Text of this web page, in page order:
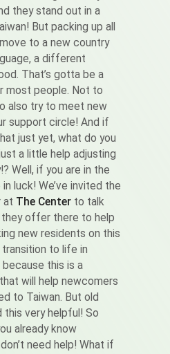
they stand out in a
But packing up all
to a new country
a different
That’s gotta be a
most people. Not to
also try to meet new
support circle! And if
just yet, what do you
a little help adjusting
Well, if you are in the
luck! We’ve invited the
at The Center to talk
offer there to help
new residents on this
to life in
this is a
will help newcomers
to Taiwan. But old
this very helpful! So
already know
need help! What if